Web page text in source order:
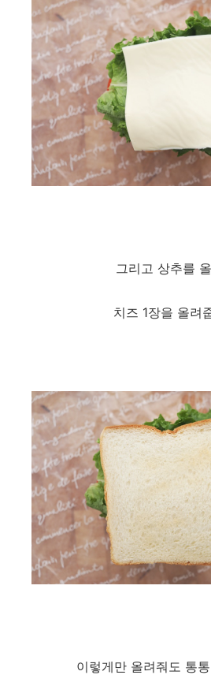
그리고 상추를
치즈 1장을 올려
이렇게만 올려줘도 통